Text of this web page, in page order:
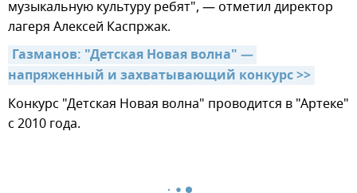
музыкальную культуру ребят", — отметил директор
лагеря Алексей Каспржак.
Газманов: "Детская Новая волна" —
напряженный и захватывающий конкурс >>
Конкурс "Детская Новая волна" проводится в "Артеке"
с 2010 года.